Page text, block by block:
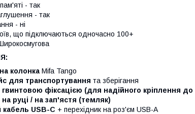
- так
- так
- ні
що підключаються одночасно 100+
колонка Mifa Tango
для транспортування та зберігання
гвинтовою фіксацією (для надійного кріплення
руці / на зап'ястя (темляк)
USB-C + перехідник на роз'єм USB-A